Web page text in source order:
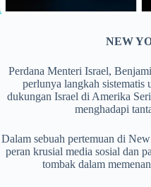
NEW
Perdana Menteri Israel,
perlunya langkah sistematis
dukungan Israel di Amerika
menghadapi
Dalam sebuah pertemuan di
peran krusial media sosial dan
tombak dalam